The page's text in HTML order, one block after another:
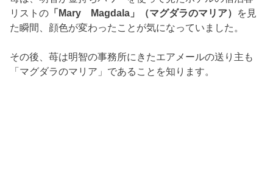
リストの 「Mary Magdala」（マグダラのマリア） を見
た瞬間、顔色が変わったことが気になっていました。
その後、苺は明智の事務所にきたエアメールの送り主も
「マグダラのマリア」であることを知ります。